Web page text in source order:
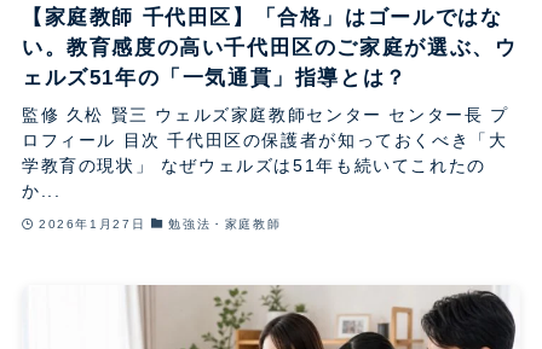
【家庭教師 千代田区】「合格」はゴールではな
い。教育感度の高い千代田区のご家庭が選ぶ、ウ
ェルズ51年の「一気通貫」指導とは？
監修 久松 賢三 ウェルズ家庭教師センター センター長 プ
ロフィール 目次 千代田区の保護者が知っておくべき「大
学教育の現状」 なぜウェルズは51年も続いてこれたの
か...
2026年1月27日 勉強法・家庭教師